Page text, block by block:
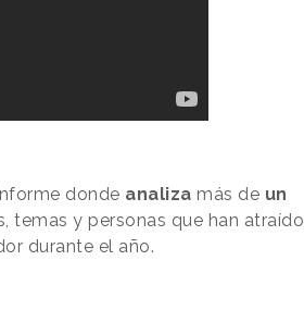
donde analiza más de un
temas y personas que han atraído
durante el año.